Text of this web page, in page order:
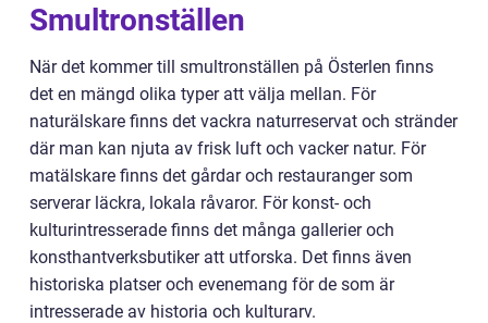
Smultronställen
När det kommer till smultronställen på Österlen finns
det en mängd olika typer att välja mellan. För
naturälskare finns det vackra naturreservat och stränder
där man kan njuta av frisk luft och vacker natur. För
matälskare finns det gårdar och restauranger som
serverar läckra, lokala råvaror. För konst- och
kulturintresserade finns det många gallerier och
konsthantverksbutiker att utforska. Det finns även
historiska platser och evenemang för de som är
intresserade av historia och kulturarv.